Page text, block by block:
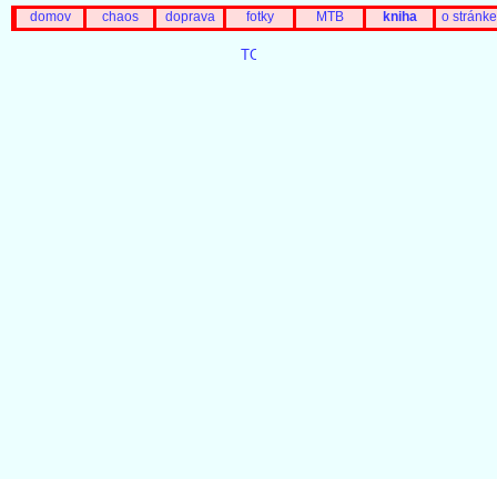
domov chaos doprava fotky MTB kniha o stránke